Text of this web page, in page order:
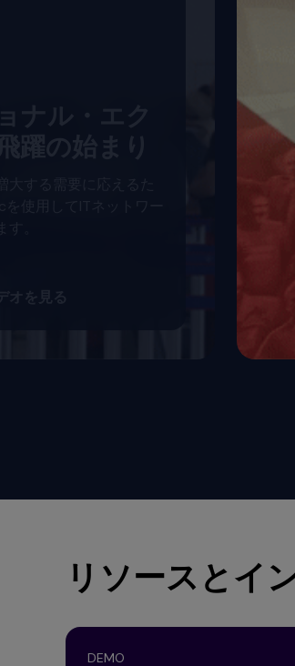
リソースとイ
DEMO